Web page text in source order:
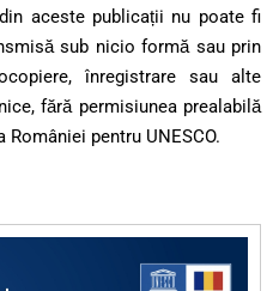
aceste publicații nu poate fi
sub nicio formă sau prin
înregistrare sau alte
fără permisiunea prealabilă
pentru UNESCO.